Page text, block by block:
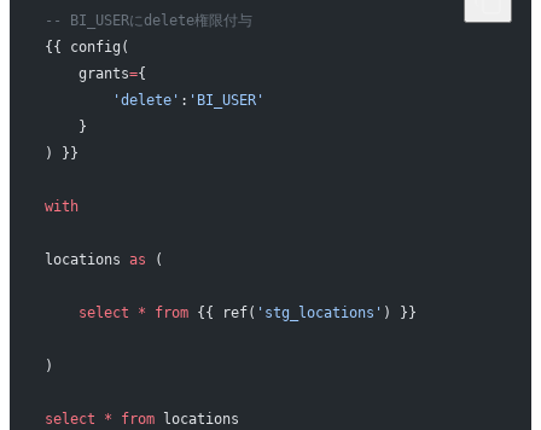
-- BI_USERにdelete権限付与
{{ config(
    grants
={
        'delete'
: 'BI_USER'
    }
) }}
with
locations as (
    select
* from {{ ref( 'stg_locations' ) }}
)
select * from locations